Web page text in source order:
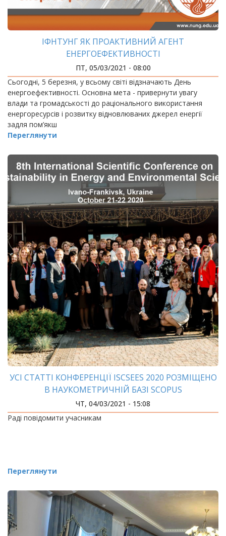
ІФНТУНГ ЯК ПРОАКТИВНИЙ АГЕНТ
ЕНЕРГОЕФЕКТИВНОСТІ
ПТ, 05/03/2021 - 08:00
Сьогодні, 5 березня, у всьому світі відзначають День
енергоефективності. Основна мета - привернути увагу
влади та громадськості до раціонального використання
енергоресурсів і розвитку відновлюваних джерел енергії
задля пом’якш
Переглянути
УСІ СТАТТІ КОНФЕРЕНЦІЇ ISCSEES 2020 РОЗМІЩЕНО
В НАУКОМЕТРИЧНІЙ БАЗІ SCOPUS
ЧТ, 04/03/2021 - 15:08
Раді повідомити учасникам
Переглянути